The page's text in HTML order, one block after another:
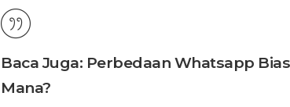
Baca Juga: Perbedaan Whatsapp
Mana?